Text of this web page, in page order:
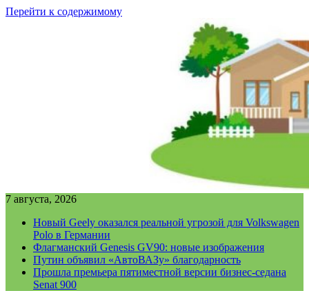
Перейти к содержимому
7 августа, 2026
Новый Geely оказался реальной угрозой для Volkswagen
Polo в Германии
Флагманский Genesis GV90: новые изображения
Путин объявил «АвтоВАЗу» благодарность
Прошла премьера пятиместной версии бизнес-седана
Senat 900